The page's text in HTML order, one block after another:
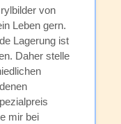
von
Leben gern.
Lagerung ist
Daher stelle
mir bei